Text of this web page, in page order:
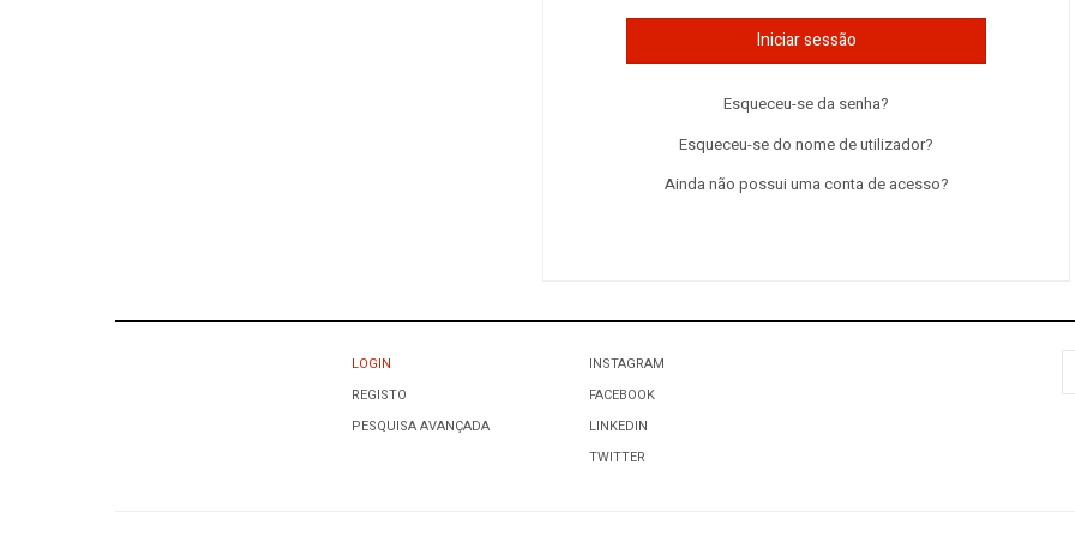
Iniciar sessão
Esqueceu-se da senha?
Esqueceu-se do nome de utilizador?
Ainda não possui uma conta de acesso?
LOGIN
REGISTO
PESQUISA AVANÇADA
INSTAGRAM
FACEBOOK
LINKEDIN
TWITTER